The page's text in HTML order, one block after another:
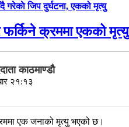
गरेकाे जिप दुर्घटना, एकको मृत्यु
क्रममा एकको मृत्यु
काठमाण्डौ
२१:१३
एक जनाको मृत्यु भएको छ।